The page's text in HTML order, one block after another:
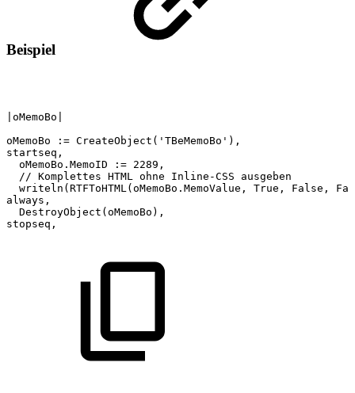
Beispiel
|oMemoBo|
oMemoBo
:= CreateObject('TBeMemoBo'),
startseq,
oMemoBo.MemoID
:= 2289,
// Komplettes HTML ohne Inline-CSS
ausgeben
writeln(RTFToHTML(oMemoBo.MemoValue,
True, False,
always,
DestroyObject(oMemoBo),
stopseq,